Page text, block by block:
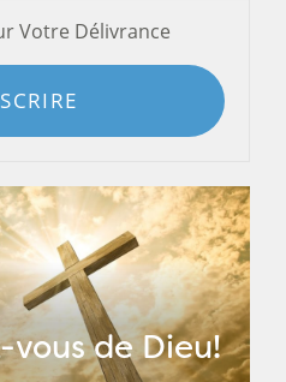
Votre Délivrance
de Dieu!